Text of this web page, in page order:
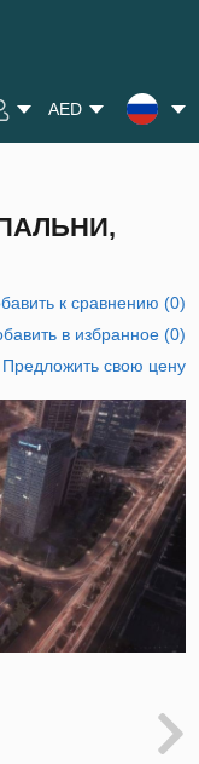
AED
к сравнению (0)
в избранное(0)
Предложить свою цену